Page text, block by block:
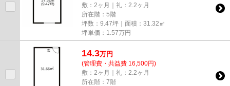
敷：2ヶ月｜礼：2.2ヶ月
所在階：5階
坪数：9.47坪｜面積：31.32㎡
坪単価： 1.57万円
14.3万円
(管理費・共益費 16,500円)
敷：2ヶ月｜礼：2.2ヶ月
所在階：7階